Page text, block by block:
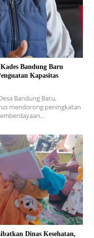
Bandung Baru
Kapasitas
Bandung Baru,
mendorong peningkatan
Dinas Kesehatan,